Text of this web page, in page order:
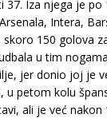
37. Iza njega je po
Intera,
150 golova
u tim
jer donio joj je
u petom kolu
ali je već